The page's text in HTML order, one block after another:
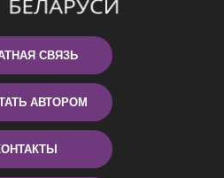
СВЯЗЬ
АВТОРОМ